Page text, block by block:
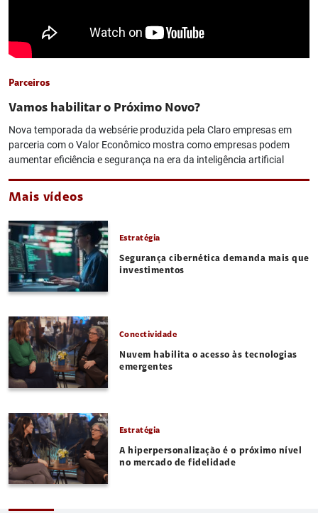
Parceiros
Vamos habilitar o Próximo Novo?
Nova temporada da websérie produzida pela Claro empresas em
parceria com o Valor Econômico mostra como empresas podem
aumentar eficiência e segurança na era da inteligência artificial
Mais vídeos
Estratégia
Segurança cibernética demanda mais que
investimentos
Conectividade
Nuvem habilita o acesso às tecnologias
emergentes
Estratégia
A hiperpersonalização é o próximo nível
no mercado de fidelidade